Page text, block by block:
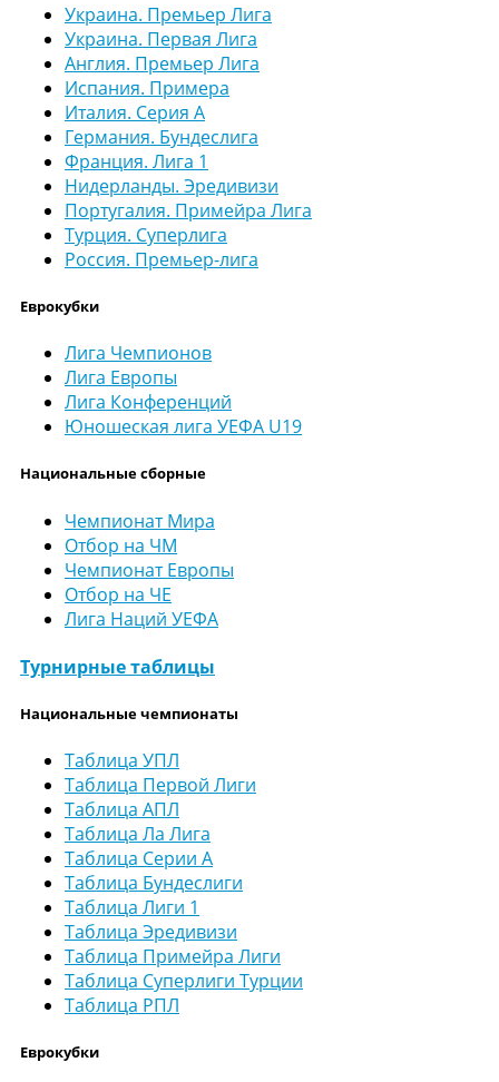
Украина. Премьер Лига
Украина. Первая Лига
Англия. Премьер Лига
Испания. Примера
Италия. Серия А
Германия. Бундеслига
Франция. Лига 1
Нидерланды. Эредивизи
Португалия. Примейра Лига
Турция. Суперлига
Россия. Премьер-лига
Еврокубки
Лига Чемпионов
Лига Европы
Лига Конференций
Юношеская лига УЕФА U19
Национальные сборные
Чемпионат Мира
Отбор на ЧМ
Чемпионат Европы
Отбор на ЧЕ
Лига Наций УЕФА
Турнирные таблицы
Национальные чемпионаты
Таблица УПЛ
Таблица Первой Лиги
Таблица АПЛ
Таблица Ла Лига
Таблица Серии А
Таблица Бундеслиги
Таблица Лиги 1
Таблица Эредивизи
Таблица Примейра Лиги
Таблица Суперлиги Турции
Таблица РПЛ
Еврокубки